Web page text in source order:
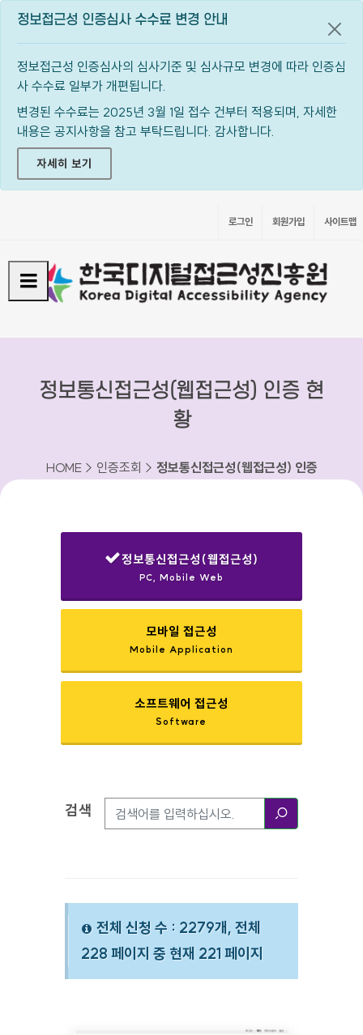
정보접근성 인증심사 수수료 변경 안내
정보접근성 인증심사의 심사기준 및 심사규모 변경에 따라 인증심
사 수수료 일부가 개편됩니다.
변경된 수수료는 2025년 3월 1일 접수 건부터 적용되며, 자세한
내용은 공지사항을 참고 부탁드립니다. 감사합니다.
자세히 보기
공지
로그인 회원가입 사이트맵
정보통신접근성(웹접근성) 인증 현
황
HOME > 인증조회 > 정보통신접근성(웹접근성) 인증
정보통신접근성(웹접근성)
PC, Mobile Web
모바일 접근성
Mobile Application
소프트웨어 접근성
Software
검색옵션
검색
전체 신청 수 : 2279개, 전체
228 페이지 중 현재 221 페이지